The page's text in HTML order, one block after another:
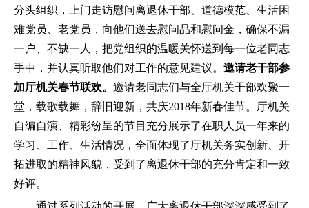
分头组织，上门走访慰问离退休干部、道德模范、生活困
难党员、老党员，向他们送去慰问品和慰问金，确保不漏
一户、不缺一人，把党组织的温暖关怀送到每一位老同志
手中，并认真听取他们对工作的意见建议。 邀请老干部参
加厅机关春节联欢。 邀请老同志们与全厅机关干部欢聚一
堂，载歌载舞，辞旧迎新，共庆2018年新春佳节。厅机关
自编自演、精彩纷呈的节目充分展示了在职人员一年来的
学习、工作、生活情况，全面体现了厅机关务实创新、开
拓进取的精神风貌，受到了离退休干部的充分肯定和一致
好评。